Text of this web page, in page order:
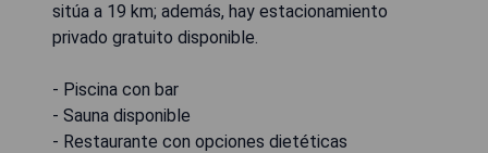
sitúa a 19 km; además, hay estacionamiento
privado gratuito disponible.
- Piscina con bar
- Sauna disponible
- Restaurante con opciones dietéticas